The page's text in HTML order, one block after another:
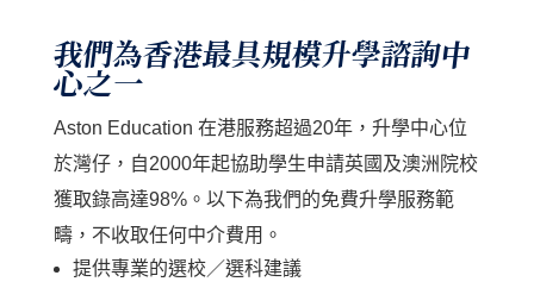
我們為香港最具規模升學諮詢中
心之一
Aston Education 在港服務超過20年，升學中心位
於灣仔，自2000年起協助學生申請英國及澳洲院校
獲取錄高達98%。以下為我們的免費升學服務範
疇，不收取任何中介費用。
提供專業的選校／選科建議